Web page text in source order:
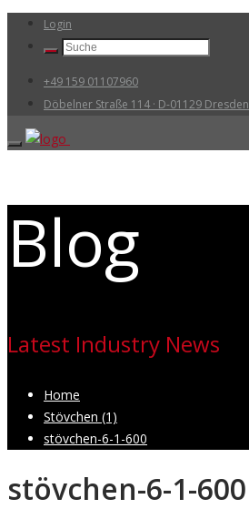
Login
+49 159 01107960
Döbelner Straße 114 · D-01129 Dresden
Blog
Latest Industry News
Home
Stövchen (1)
stövchen-6-1-600
stövchen-6-1-600